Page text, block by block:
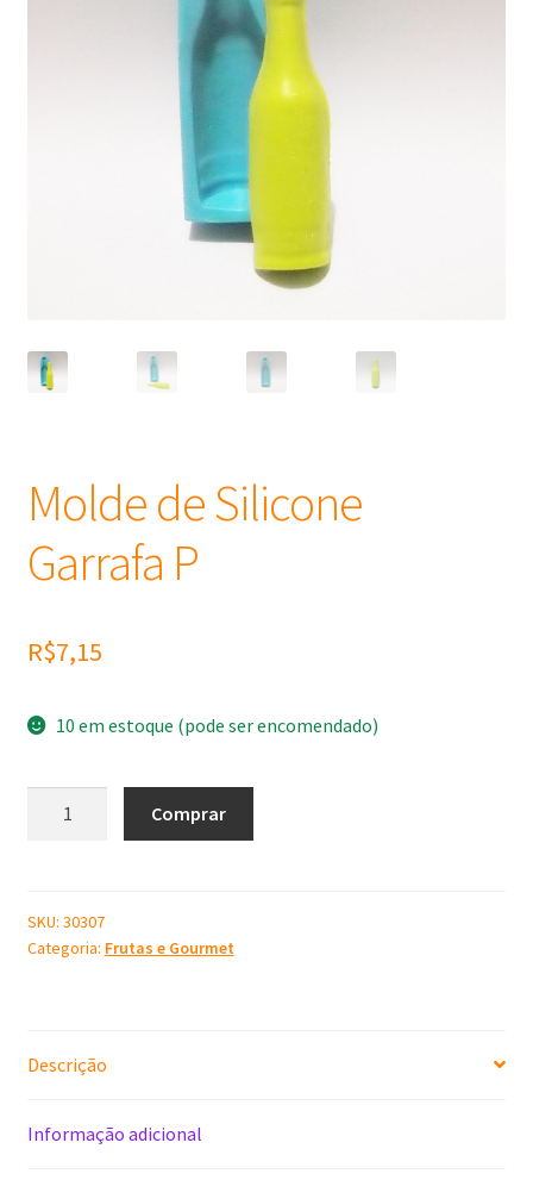
Corante, Pigmento e Óxido
Óleos
Molde de Silicone
Garrafa P
R$7,15
10 em estoque (pode ser encomendado)
P
quantidade
Comprar
SKU: 30307
Categoria: Frutas e Gourmet
Descrição
Informação adicional